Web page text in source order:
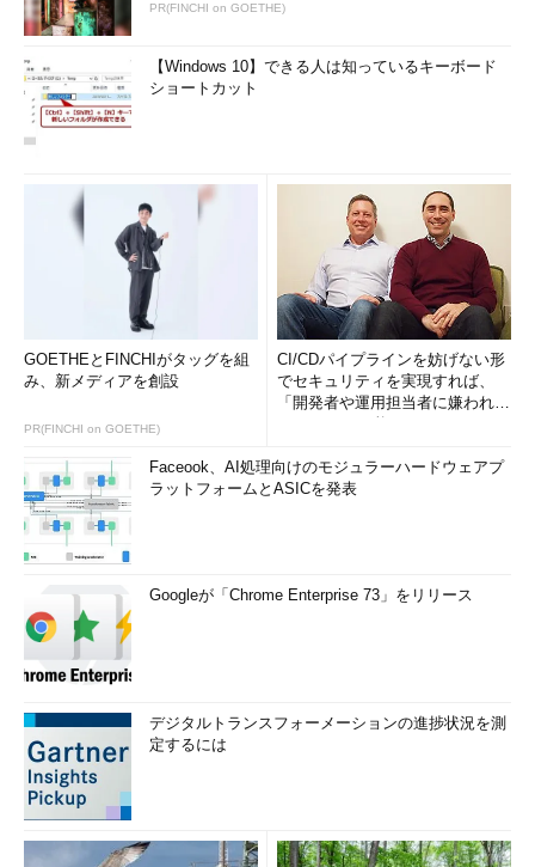
PR(FINCHI on GOETHE)
【Windows 10】できる人は知っているキーボード
ショートカット
GOETHEとFINCHIがタッグを組
み、新メディアを創設
PR(FINCHI on GOETHE)
CI/CDパイプラインを妨げない形
でセキュリティを実現すれば、
「開発者や運用担当者に嫌われな
Faceook、AI処理向けのモジュラーハードウェアプ
ラットフォームとASICを発表
Googleが「Chrome Enterprise 73」をリリース
デジタルトランスフォーメーションの進捗状況を測
定するには